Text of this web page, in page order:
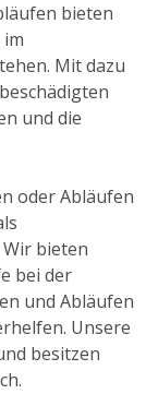
bieten
Mit dazu
und die
oder Abläufen
bieten
bei der
und Abläufen
Unsere
besitzen